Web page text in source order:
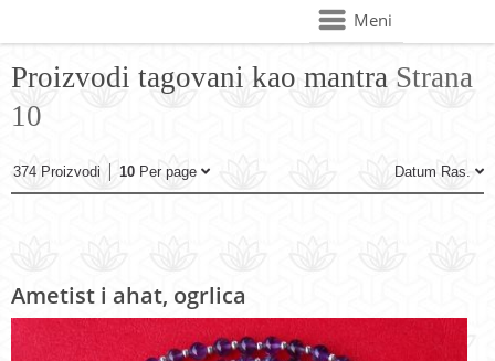
Meni
Proizvodi tagovani kao mantra Strana
10
374 Proizvodi 10 Per page Datum Ras.
Ametist i ahat, ogrlica